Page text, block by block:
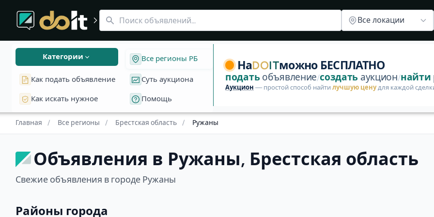
Бесплатные объявления и аукционы в Ружанах, Брестская область. Товары, услуги и работа на DoIt. Публикация
Все локации
Категории Все регионы РБ
Как подать объявление Суть аукциона
Как искать нужное Помощь
НаDOITможно БЕСПЛАТНО
подать объявление/создать аукцион/найти
Аукцион — простой способ найти лучшую ценудля каждой
Главная / Все регионы / Брестская область / Ружаны
Объявления в Ружаны, Брестская область
Свежие объявления в городе Ружаны
Районы города